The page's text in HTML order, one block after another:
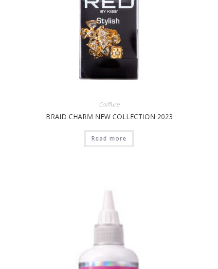
Coiffure
BRAID CHARM NEW COLLECTION 2023
Read more